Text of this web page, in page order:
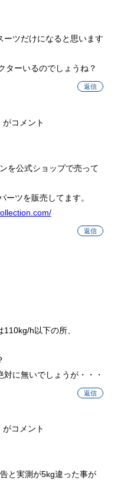
ーツだけになると思います
ターいるのでしょうね？
返信
がコメント
を公式ショップで売って
ーツを販売してます。
返信
h以下の所、
に無いでしょうが・・・
返信
がコメント
と実測が5kg違った事が